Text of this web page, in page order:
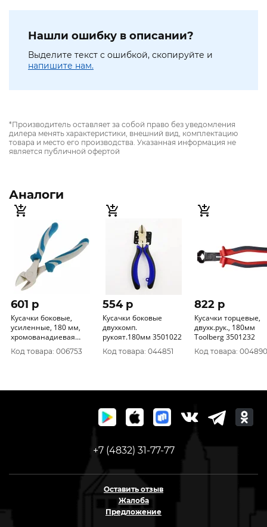
Нашли ошибку в описании?
Выделите текст с ошибкой, скопируйте и
напишите нам.
*Производитель оставляет за собой право без уведомления
дилера менять характеристики, внешний вид, комплектацию
товара и место его производства. Указанная информация не
является публичной офертой
Аналоги
601 p
Кусачки боковые,
усиленные, 180 мм,
хромованадиевая
сталь РемоКолор 34-4-
023
Код товара: 006753
554 p
Кусачки боковые
двухкомп.
рукоят.180мм 3501022
Код товара: 044851
822 p
Кусачки торцевые,
двухк.рук., 180мм
Toolberg 3501232
Код товара: 004890
+7 (4832) 31-77-77
Оставить отзыв
Жалоба
Предложение